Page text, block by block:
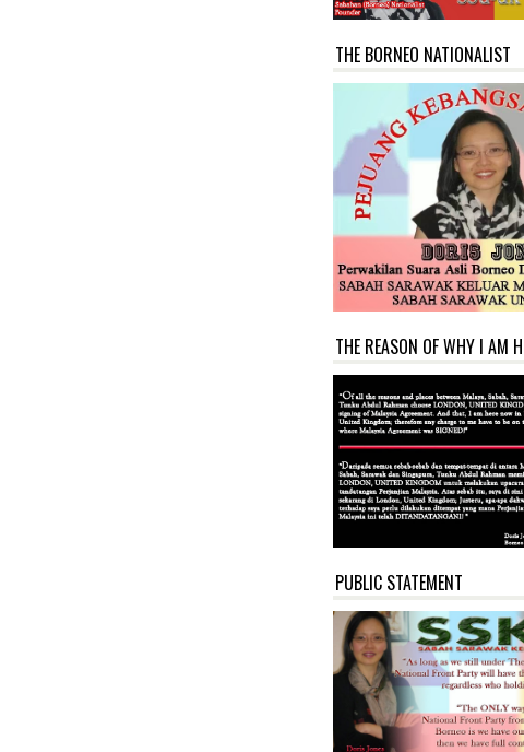
THE BORNEO NATIONALIST
THE REASON OF WHY I AM
PUBLIC STATEMENT